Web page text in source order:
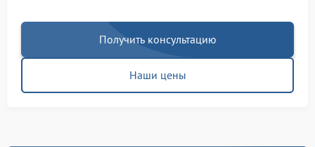
Получить консультацию
Наши цены